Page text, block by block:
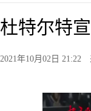
杜特尔特
2021年10月02日 21:22